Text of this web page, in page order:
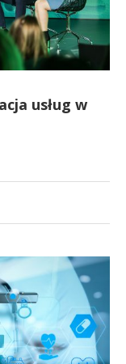
usług w